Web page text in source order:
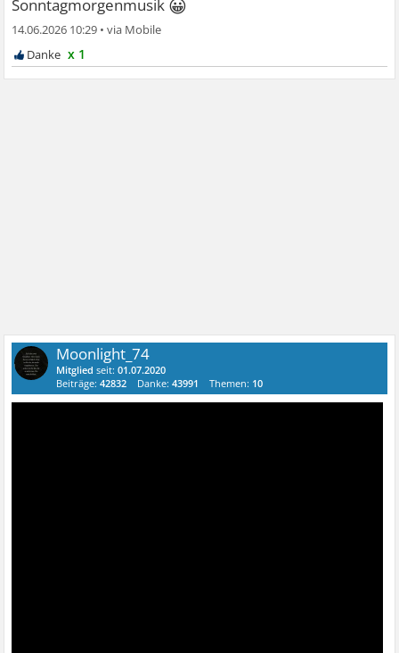
Sonntagmorgenmusik 😀
14.06.2026 10:29 •
x 1
Moonlight_74
Mitglied seit:01.07.2020
Beiträge:42832 Danke:43991 Themen: 10